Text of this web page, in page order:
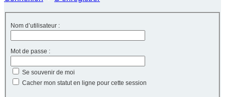
Nom d’utilisateur :
Mot de passe :
Se souvenir de moi
Cacher mon statut en ligne pour cette session